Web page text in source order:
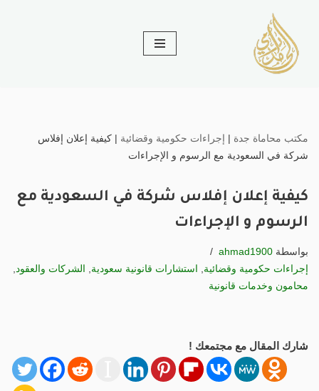
تخطى
إلى
المحتوى
مكتب محاماة جدة | إجراءات حكومية وقضائية | كيفية إعلان إفلاس
شركة في السعودية مع الرسوم و الإجراءات
كيفية إعلان إفلاس شركة في السعودية مع
الرسوم و الإجراءات
بواسطة ahmad1900
إجراءات حكومية وقضائية, استشارات قانونية سعودية, الشركات والعقود,
محامون وخدمات قانونية
شارك المقال مع مجتمعك !